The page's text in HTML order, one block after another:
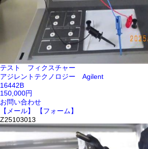
テスト フィクスチャー
アジレントテクノロジー Agilent
16442B
150,000円
お問い合わせ
【メール】
【フォーム】
Z25103013